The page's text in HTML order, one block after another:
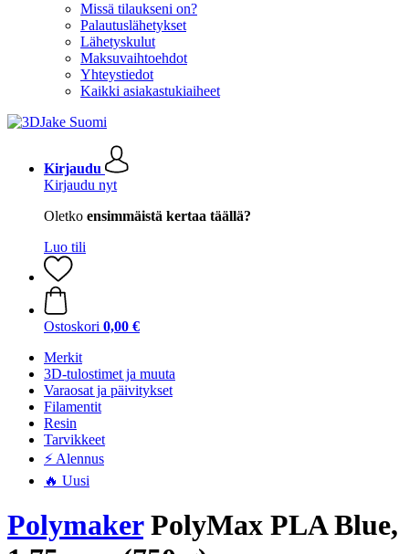
Missä tilaukseni on?
Palautuslähetykset
Lähetyskulut
Maksuvaihtoehdot
Yhteystiedot
Kaikki asiakastukiaiheet
Kirjaudu
Kirjaudu nyt
Oletko ensimmäistä kertaa täällä?
Luo tili
Ostoskori 0,00 €
Merkit
3D-tulostimet ja muuta
Varaosat ja päivitykset
Filamentit
Resin
Tarvikkeet
⚡ Alennus
🔥 Uusi
PolymakerPolyMax PLA Blue,